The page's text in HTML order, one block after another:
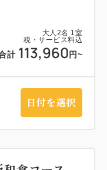
大人 2名 1 室
税・サービス料込
計 113,960 円~
日付を選択